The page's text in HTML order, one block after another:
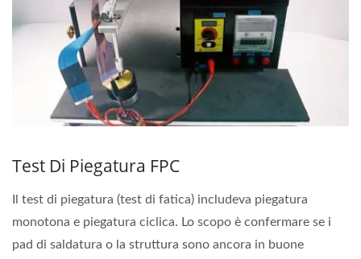
Test Di Piegatura FPC
Il test di piegatura (test di fatica) includeva piegatura
monotona e piegatura ciclica. Lo scopo è confermare se i
pad di saldatura o la struttura sono ancora in buone